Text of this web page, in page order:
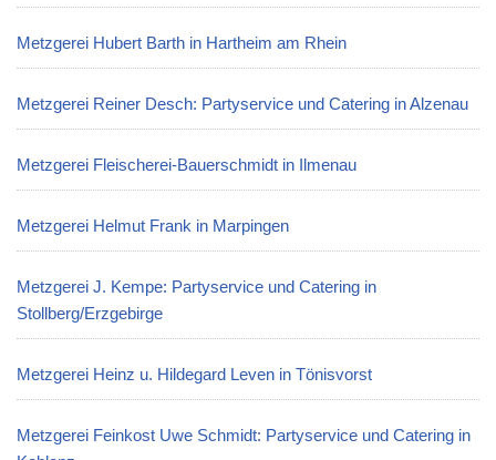
Metzgerei Hubert Barth in Hartheim am Rhein
Metzgerei Reiner Desch: Partyservice und Catering in Alzenau
Metzgerei Fleischerei-Bauerschmidt in Ilmenau
Metzgerei Helmut Frank in Marpingen
Metzgerei J. Kempe: Partyservice und Catering in
Stollberg/Erzgebirge
Metzgerei Heinz u. Hildegard Leven in Tönisvorst
Metzgerei Feinkost Uwe Schmidt: Partyservice und Catering in